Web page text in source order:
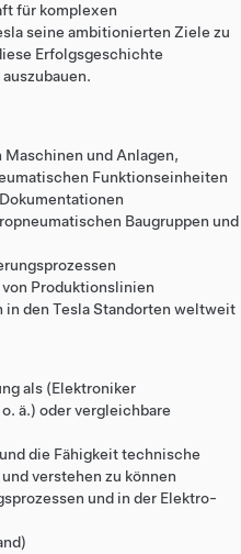
für komplexen
seine ambitionierten Ziele zu
Erfolgsgeschichte
und Anlagen,
Funktionseinheiten
Baugruppen und
Produktionslinien
den Tesla Standorten weltweit
als (Elektroniker
ä.) oder vergleichbare
die Fähigkeit technische
verstehen zu können
und in der Elektro-